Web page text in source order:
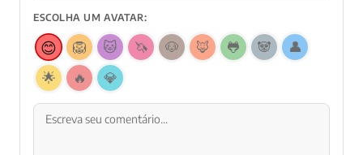
ESCOLHA UM AVATAR:
😊 🦁 🐱 🦄 🐶 🦊 🐸 🐼
👤
🌟
🔥 💎